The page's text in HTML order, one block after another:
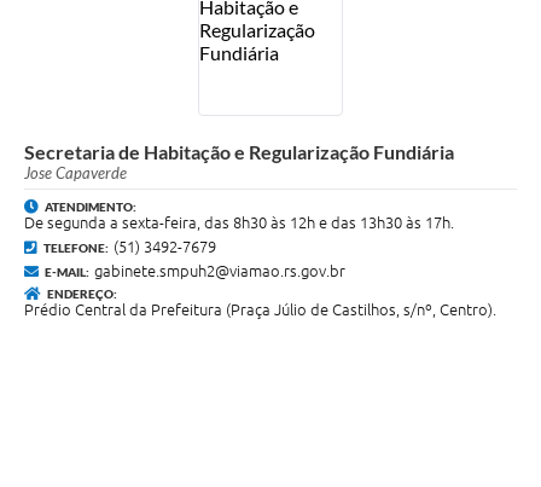
Secretaria de Habitação e Regularização Fundiária
Jose Capaverde
ATENDIMENTO:
De segunda a sexta-feira, das 8h30 às 12h e das 13h30 às 17h.
TELEFONE: (51) 3492-7679
E-MAIL: gabinete.smpuh2@viamao.rs.gov.br
ENDEREÇO:
Prédio Central da Prefeitura (Praça Júlio de Castilhos, s/nº, Centro).